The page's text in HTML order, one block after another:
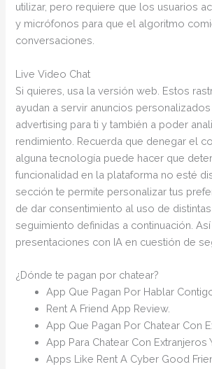
utilizar, pero requiere que los usuarios
y micrófonos para que el algoritmo
conversaciones.
Live Video Chat
Si quieres, usa la versión web. Estos
ayudan a servir anuncios
advertising para ti y también a poder
rendimiento. Recuerda que denegar el
alguna tecnología puede hacer que
funcionalidad en la plataforma no esté
sección te permite personalizar tus
de dar consentimiento al uso de
seguimiento definidas a continuación.
presentaciones con IA en cuestión de
¿Dónde te pagan por chatear?
App Que Pagan Por Hablar
Rent A Friend App Review.
App Que Pagan Por Chatear Con
App Para Chatear Con Extranjeros
Apps Like Rent A Cyber Good